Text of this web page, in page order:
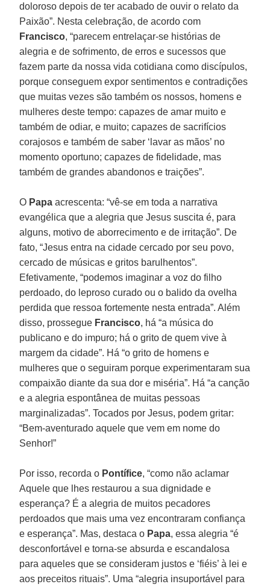
doloroso depois de ter acabado de ouvir o relato da
Paixão”. Nesta celebração, de acordo com
Francisco, “parecem entrelaçar-se histórias de
alegria e de sofrimento, de erros e sucessos que
fazem parte da nossa vida cotidiana como discípulos,
porque conseguem expor sentimentos e contradições
que muitas vezes são também os nossos, homens e
mulheres deste tempo: capazes de amar muito e
também de odiar, e muito; capazes de sacrifícios
corajosos e também de saber ‘lavar as mãos’ no
momento oportuno; capazes de fidelidade, mas
também de grandes abandonos e traições”.
O Papa acrescenta: “vê-se em toda a narrativa
evangélica que a alegria que Jesus suscita é, para
alguns, motivo de aborrecimento e de irritação”. De
fato, “Jesus entra na cidade cercado por seu povo,
cercado de músicas e gritos barulhentos”.
Efetivamente, “podemos imaginar a voz do filho
perdoado, do leproso curado ou o balido da ovelha
perdida que ressoa fortemente nesta entrada”. Além
disso, prossegue Francisco, há “a música do
publicano e do impuro; há o grito de quem vive à
margem da cidade”. Há “o grito de homens e
mulheres que o seguiram porque experimentaram sua
compaixão diante da sua dor e miséria”. Há “a canção
e a alegria espontânea de muitas pessoas
marginalizadas”. Tocados por Jesus, podem gritar:
“Bem-aventurado aquele que vem em nome do
Senhor!”
Por isso, recorda o Pontífice, “como não aclamar
Aquele que lhes restaurou a sua dignidade e
esperança? É a alegria de muitos pecadores
perdoados que mais uma vez encontraram confiança
e esperança”. Mas, destaca o Papa, essa alegria “é
desconfortável e torna-se absurda e escandalosa
para aqueles que se consideram justos e ‘fiéis’ à lei e
aos preceitos rituais”. Uma “alegria insuportável para